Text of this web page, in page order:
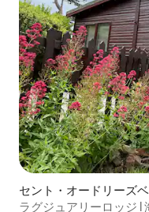
セント・オードリーズ
ラグジュアリーロッジ l